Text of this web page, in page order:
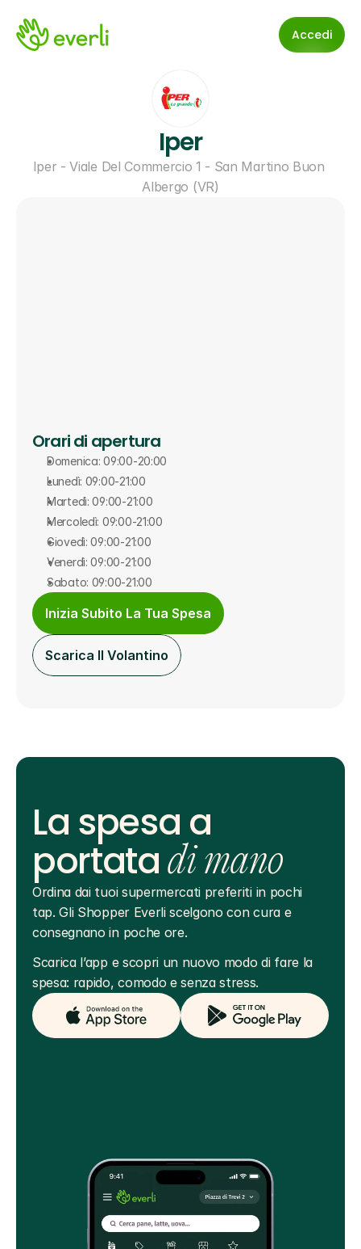
Accedi
Iper
Iper - Viale Del Commercio 1 - San Martino Buon
Albergo (VR)
Orari di apertura
Domenica: 09:00-20:00
Lunedì: 09:00-21:00
Martedì: 09:00-21:00
Mercoledì: 09:00-21:00
Giovedì: 09:00-21:00
Venerdì: 09:00-21:00
Sabato: 09:00-21:00
Inizia Subito La Tua Spesa
Scarica Il Volantino
La spesa a
portatadi mano
Ordina dai tuoi supermercati preferiti in pochi
tap. Gli Shopper Everli scelgono con cura e
consegnano in poche ore.
Scarica l’app e scopri un nuovo modo di fare la
spesa: rapido, comodo e senza stress.